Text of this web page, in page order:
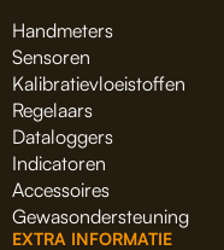
Handmeters
Sensoren
Kalibratievloeistoffen
Regelaars
Dataloggers
Indicatoren
Accessoires
Gewasondersteuning
EXTRA INFORMATIE